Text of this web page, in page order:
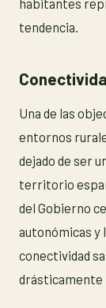
tendencia.
Una de las
entornos
dejado de ser
territorio
del Gobierno
autonómicas y
conectividad
drásticamente